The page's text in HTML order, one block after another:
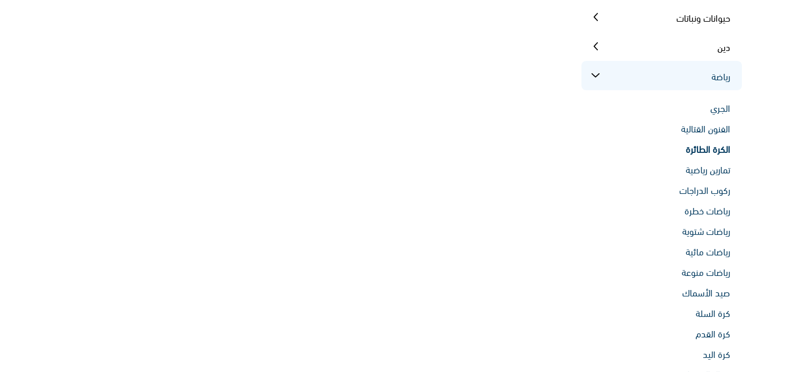
حيوانات ونباتات
دين
رياضة
الجري
الفنون القتالية
الكرة الطائرة
تمارين رياضية
ركوب الدراجات
رياضات خطرة
رياضات شتوية
رياضات مائية
رياضات منوعة
صيد الأسماك
كرة السلة
كرة القدم
كرة اليد